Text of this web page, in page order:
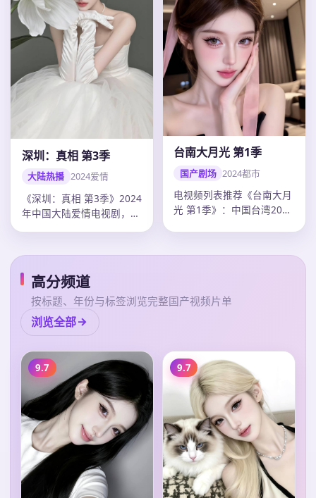
深圳：真相 第3季
大陆热播 2024爱情
《深圳：真相 第3季》2024
年中国大陆爱情电视剧，单
台南大月光 第1季
国产剧场 2024都市
电视频列表推荐《台南大月
光 第1季》：中国台湾2024
高分频道
按标题、年份与标签浏览完整国产视频片单
浏览全部
9.7 9.7